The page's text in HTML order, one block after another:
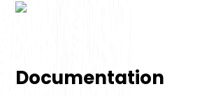
Documentation